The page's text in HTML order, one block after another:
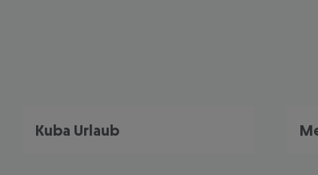
Kuba Urlaub